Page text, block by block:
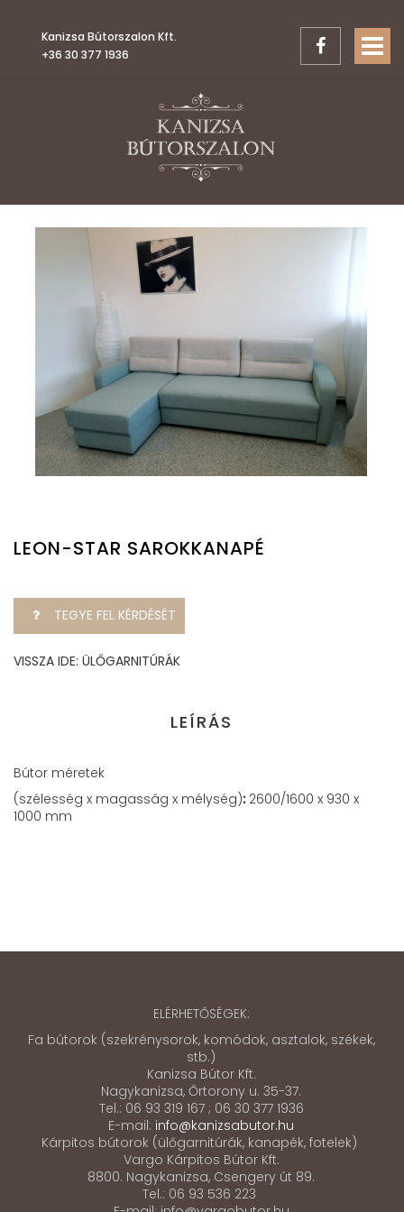
Kanizsa Bútorszalon Kft.
+36 30 377 1936
LEON-STAR SAROKKANAPÉ
TEGYE FEL KÉRDÉSÉT
VISSZA IDE: ÜLŐGARNITÚRÁK
LEÍRÁS
Bútor méretek
(szélesség x magasság x mélység):2600/1600 x 930 x
1000 mm
ELÉRHETŐSÉGEK:
Fa bútorok (szekrénysorok, komódok, asztalok, székek,
stb.)
Kanizsa Bútor Kft.
Nagykanizsa, Őrtorony u. 35-37.
Tel.: 06 93 319 167 ; 06 30 377 1936
E-mail: info@kanizsabutor.hu
Kárpitos bútorok (ülőgarnitúrák, kanapék, fotelek)
Vargo Kárpitos Bútor Kft.
8800. Nagykanizsa, Csengery út 89.
Tel.: 06 93 536 223